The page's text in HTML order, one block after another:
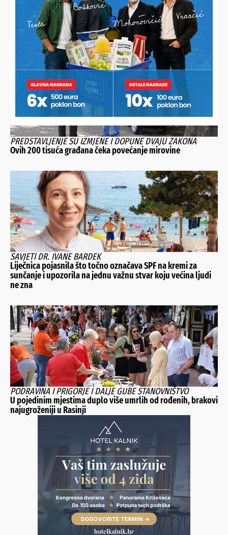
Alternative:
NAJNOVIJE VIJESTI
PREDSTAVLJENJE SU IZMJENE I DOPUNE DVAJU ZAKONA
Ovih 200 tisuća građana čeka povećanje mirovine
SAVJETI DR. IVANE BARDEK
Liječnica pojasnila što točno označava SPF na kremi za
sunčanje i upozorila na jednu važnu stvar koju većina ljudi
ne zna
PODRAVINA I PRIGORJE I DALJE GUBE STANOVNIŠTVO
U pojedinim mjestima duplo više umrlih od rođenih, brakovi
najugroženiji u Rasinji